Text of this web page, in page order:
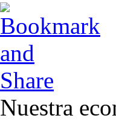
Nuestra